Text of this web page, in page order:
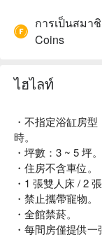
การเป็นสมา
Coins
ไฮไลท์
・不指定浴缸房
時。
・坪數：3 ~ 5 坪。
・住房不含車位。
・1 張雙人床 / 2 張
・禁止攜帶寵物。
・全館禁菸。
・每間房僅提供一